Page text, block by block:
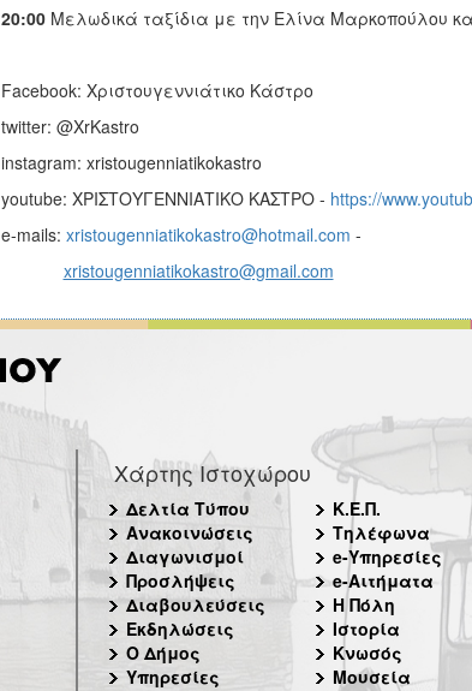
20:00Μελωδικά ταξίδια με την Ελίνα Μαρκοπούλου
Facebook: Χριστουγεννιάτικο Κάστρο
twitter: @XrKastro
instagram: xristougenniatikokastro
youtube: ΧΡΙΣΤΟΥΓΕΝΝΙΑΤΙΚΟ ΚΑΣΤΡΟ - https://
e-mails: xristougenniatikokastro@hotmail.com -
xristougenniatikokastro@gmail.com
Χάρτης Ιστοχώρου
Δελτία Τύπου
Ανακοινώσεις
Διαγωνισμοί
Προσλήψεις
Διαβουλεύσεις
Εκδηλώσεις
Ο Δήμος
Υπηρεσίες
Κ.Ε.Π.
Τηλέφωνα
e-Υπηρεσίες
e-Αιτήματα
Η Πόλη
Ιστορία
Κνωσός
Μουσεία